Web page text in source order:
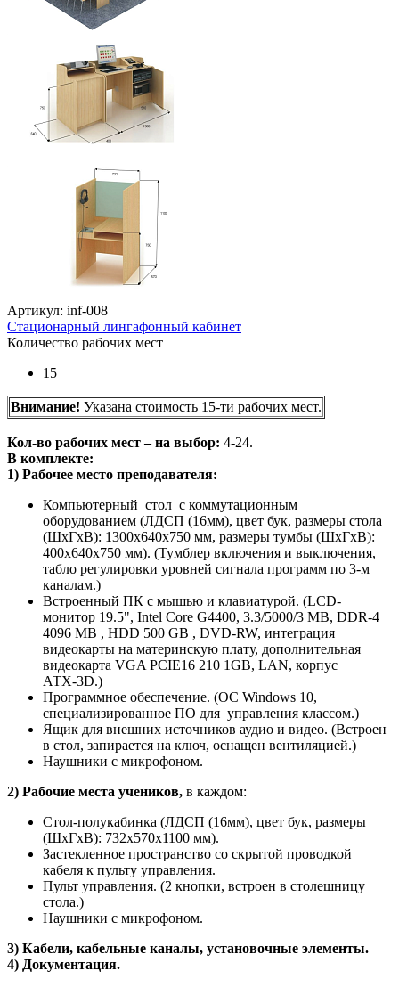
Артикул: inf-008
Стационарный лингафонный кабинет
Количество рабочих мест
15
Внимание! Указана стоимость 15-ти рабочих мест.
Кол-во рабочих мест – на выбор: 4-24.
В комплекте:
1) Рабочее место преподавателя:
Компьютерный стол с коммутационным
оборудованием (ЛДСП (16мм), цвет бук, размеры стола
(ШхГхВ): 1300х640х750 мм, размеры тумбы (ШхГхВ):
400х640х750 мм). (Тумблер включения и выключения,
табло регулировки уровней сигнала программ по 3-м
каналам.)
Встроенный ПК с мышью и клавиатурой. (LCD-
монитор 19.5", Intel Core G4400, 3.3/5000/3 MB, DDR-4
4096 MB , HDD 500 GB , DVD-RW, интеграция
видеокарты на материнскую плату, дополнительная
видеокарта VGA PCIE16 210 1GB, LAN, корпус
АТХ-3D.)
Программное обеспечение. (ОС Windows 10,
специализированное ПО для управления классом.)
Ящик для внешних источников аудио и видео. (Встроен
в стол, запирается на ключ, оснащен вентиляцией.)
Наушники с микрофоном.
2) Рабочие места учеников, в каждом:
Стол-полукабинка (ЛДСП (16мм), цвет бук, размеры
(ШхГхВ): 732х570х1100 мм).
Застекленное пространство со скрытой проводкой
кабеля к пульту управления.
Пульт управления. (2 кнопки, встроен в столешницу
стола.)
Наушники с микрофоном.
3) Кабели, кабельные каналы, установочные элементы.
4) Документация.